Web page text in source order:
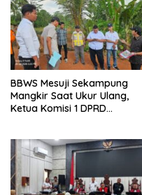
BBWS Mesuji Sekampung
Mangkir Saat Ukur Ulang,
Ketua Komisi 1 DPRD